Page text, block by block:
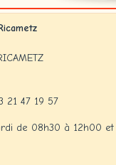
21 47 19 57
de 08h30 à 12h00